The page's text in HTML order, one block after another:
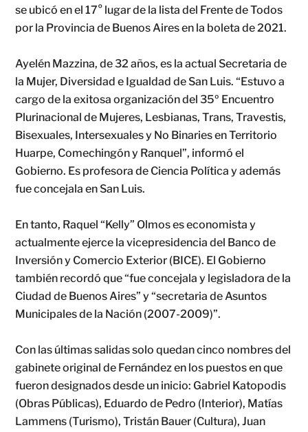
se ubicó en el 17° lugar de la lista del Frente de Todos
por la Provincia de Buenos Aires en la boleta de 2021.
Ayelén Mazzina, de 32 años, es la actual Secretaria de
la Mujer, Diversidad e Igualdad de San Luis. “Estuvo a
cargo de la exitosa organización del 35º Encuentro
Plurinacional de Mujeres, Lesbianas, Trans, Travestis,
Bisexuales, Intersexuales y No Binaries en Territorio
Huarpe, Comechingón y Ranquel”, informó el
Gobierno. Es profesora de Ciencia Política y además
fue concejala en San Luis.
En tanto, Raquel “Kelly” Olmos es economista y
actualmente ejerce la vicepresidencia del Banco de
Inversión y Comercio Exterior (BICE). El Gobierno
también recordó que “fue concejala y legisladora de la
Ciudad de Buenos Aires” y “secretaria de Asuntos
Municipales de la Nación (2007-2009)”.
Con las últimas salidas solo quedan cinco nombres del
gabinete original de Fernández en los puestos en que
fueron designados desde un inicio: Gabriel Katopodis
(Obras Públicas), Eduardo de Pedro (Interior), Matías
Lammens (Turismo), Tristán Bauer (Cultura), Juan